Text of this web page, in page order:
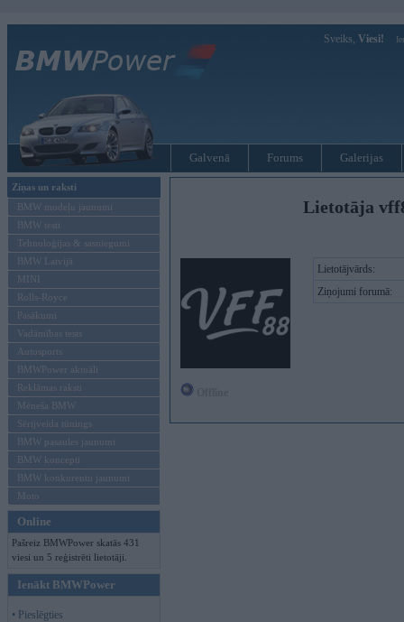
Sveiks, Viesi!
Galvenā Forums Galerijas
Ziņas un raksti
BMW modeļu jaunumi
BMW testi
Tehnoloģijas & sasniegumi
BMW Latvijā
MINI
Rolls-Royce
Pasākumi
Vadāmības tests
Autosports
BMWPower aktuāli
Reklāmas raksti
Mēneša BMW
Sērijveida tūnings
BMW pasaules jaunumi
BMW koncepti
BMW konkurentu jaunumi
Moto
Online
Pašreiz BMWPower skatās 431
viesi un 5 reģistrēti lietotāji.
Ienākt BMWPower
• Pieslēgties
Lietotāja
Lietotājvārds:
Ziņojumi forumā: